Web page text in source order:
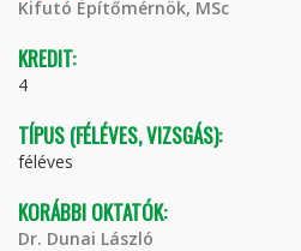
Kifutó Építőmérnök, MSc
KREDIT:
4
TÍPUS (FÉLÉVES, VIZSGÁS):
féléves
KORÁBBI OKTATÓK:
Dr. Dunai László